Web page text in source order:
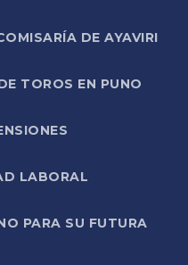
DE AYAVIRI
TOROS EN PUNO
LABORAL
PARA SU FUTURA